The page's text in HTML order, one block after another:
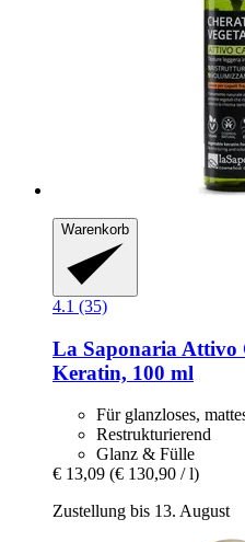
Warenkorb
4.1 (35)
La Saponaria Attivo
Keratin, 100 ml
Für glanzloses,
Restrukturierend
Glanz & Fülle
€ 13,09 (€ 130,90 / l)
Zustellung bis 13. August